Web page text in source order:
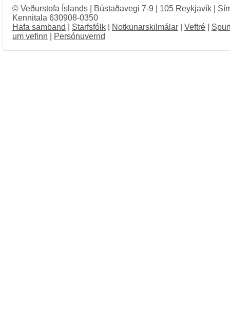
© Veðurstofa Íslands | Bústaðavegi 7-9 | 105 Reykjavík |
Kennitala 630908-0350
Hafa samband
Starfsfólk Notkunarskilmálar Veftré
um vefinn
Persónuvernd